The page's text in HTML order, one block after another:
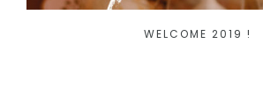
WELCOME 2019 !